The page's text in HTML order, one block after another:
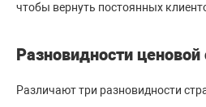
чтобы вернуть постоянных
Разновидности ценовой
Различают три разновидности